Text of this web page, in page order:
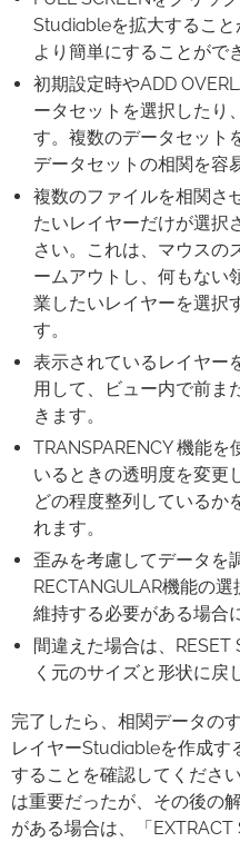
Studiableを拡大するこ
より簡単にすることがで
初期設定時やADD
ータセットを選択したり
す。複数のデータセット
データセットの相関を容
複数のファイルを相関さ
たいレイヤーだけが選択
さい。これは、マウスの
ームアウトし、何もない
業したいレイヤーを選択
す。
表示されているレイヤー
用して、ビュー内で前ま
きます。
TRANSPARENCY 機能
いるときの透明度を変更
どの程度整列しているか
れます。
歪みを考慮してデータを
RECTANGULAR機能の
維持する必要がある場合
間違えた場合は、
く元のサイズと形状に戻
完了したら、相関データの
レイヤーStudiableを作成す
することを確認してくださ
は重要だったが、その後の
がある場合は、「EXTRACT